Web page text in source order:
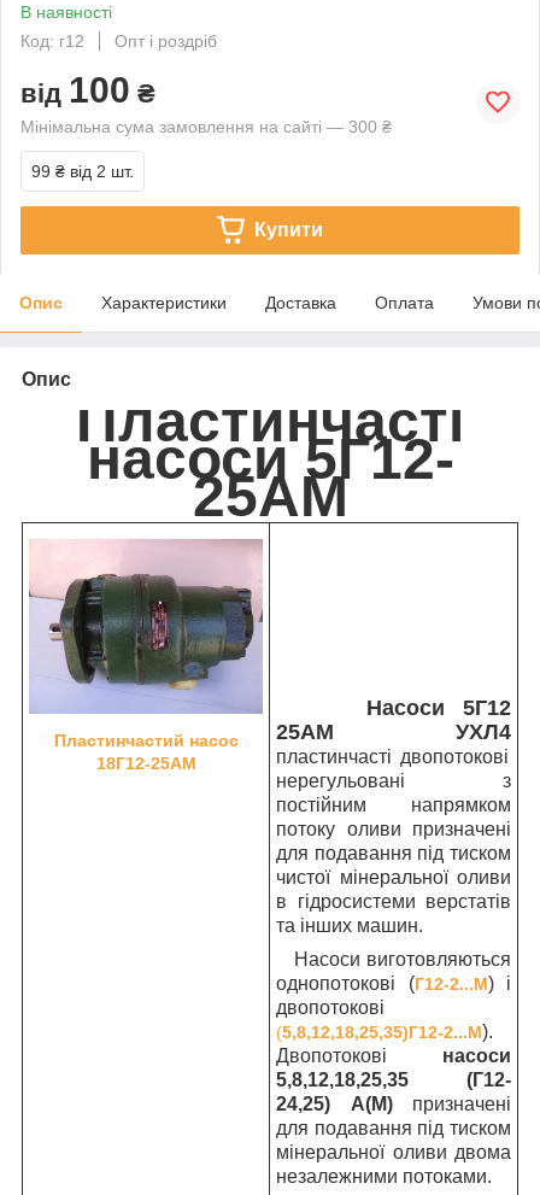
В наявності
Код: г12
Опт і роздріб
від 100 ₴
Мінімальна сума замовлення на сайті — 300 ₴
99 ₴ від 2 шт.
Купити
Опис Характеристики Доставка Оплата Умови
Опис
Пластинчасті
насоси 5Г12-
25АМ
Пластинчастий насос
18Г12-25АМ
Насоси 5Г12
25АМ УХЛ4
пластинчасті двопотокові
нерегульовані з
постійним напрямком
потоку оливи призначені
для подавання під тиском
чистої мінеральної оливи
в гідросистеми верстатів
та інших машин.
Насоси виготовляються
однопотокові (Г12-2...М) і
двопотокові
(5,8,12,18,25,35)Г12-2...М).
Двопотокові насоси
5,8,12,18,25,35 (Г12-
24,25) А(М)призначені
для подавання під тиском
мінеральної оливи двома
незалежними потоками.